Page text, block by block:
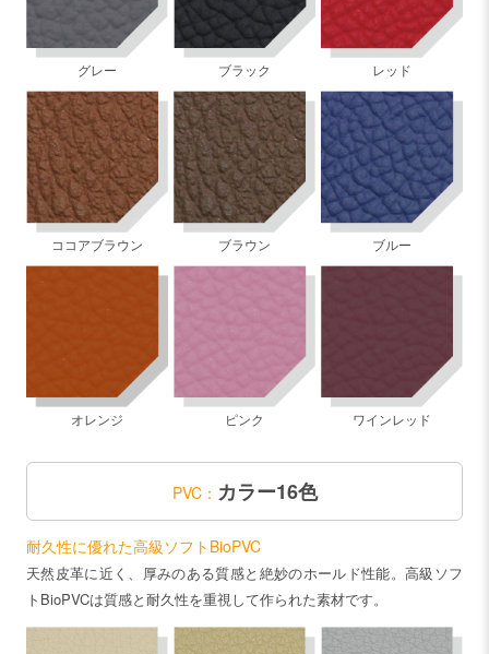
グレー ブラック レッド
ココアブラウン ブラウン ブルー
オレンジ ピンク ワインレッド
PVC： カラー16色
耐久性に優れた高級ソフトBioPVC
天然皮革に近く、厚みのある質感と絶妙のホールド性能。高級ソフ
トBioPVCは質感と耐久性を重視して作られた素材です。